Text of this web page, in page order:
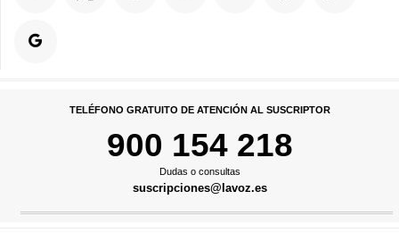
TELÉFONO GRATUITO DE ATENCIÓN AL SUSCRIPTOR
900 154 218
Dudas o consultas
suscripciones@lavoz.es